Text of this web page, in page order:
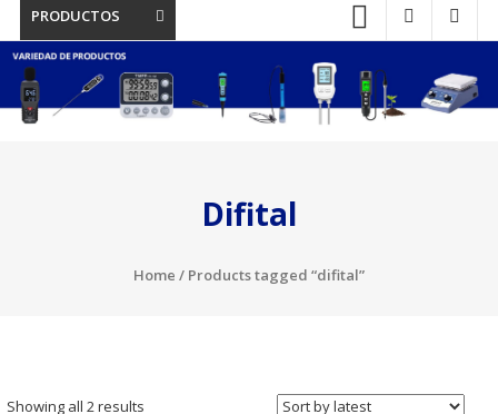
PRODUCTOS
Difital
Home / Products tagged “difital”
Showing all 2 results